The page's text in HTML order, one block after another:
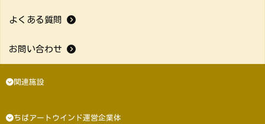
よくある質問
お問い合わせ
関連施設
ちばアートウインド運営企業体